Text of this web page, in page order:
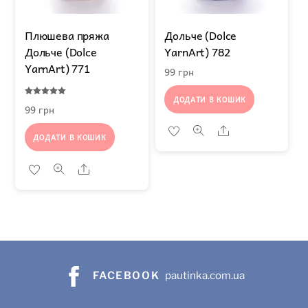
Плюшева пряжа
Дольче (Dolce
YarnArt) 771
5.00
99 грн
ДОДАТИ В КОШИК
Share
Дольче (Dolce
YarnArt) 782
99 грн
ДОДАТИ В КОШИК
Share
FACEBOOK pautinka.com.ua